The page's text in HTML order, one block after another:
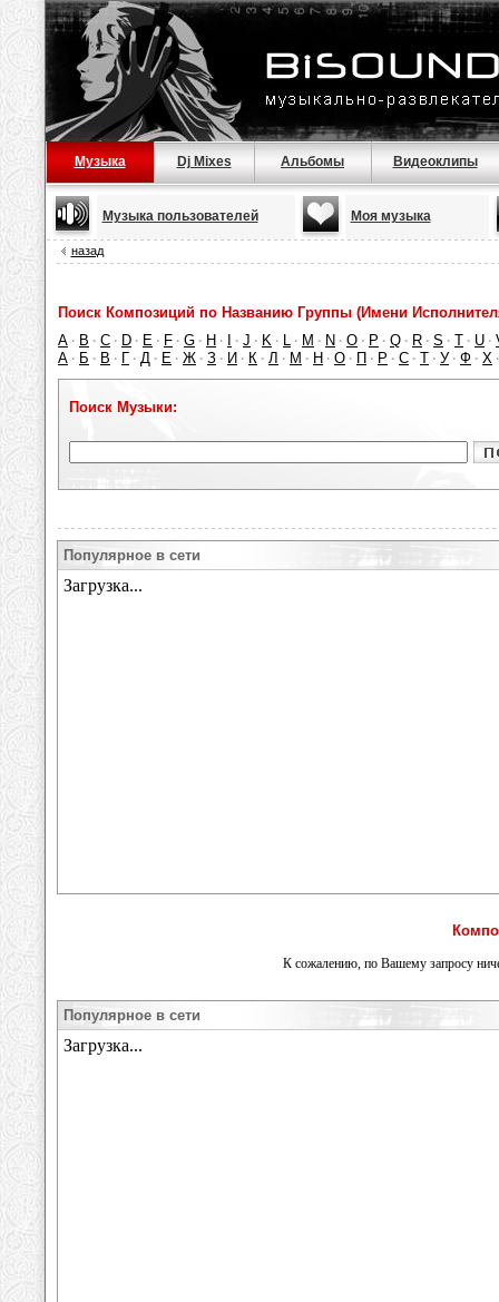
Музыка Dj Mixes Альбомы Видеоклипы
Музыка пользователей Моя музыка
назад
Поиск Композиций по Названию Группы (Имени
A · B · C · D · E · F · G · H · · J · K · L · M · N · O · P · Q · R · S · T · U ·
А · Б · В · Г · Д · Е · Ж · З · И · К · Л · М · Н · О · П · Р · С · Т · У · Ф · Х
Поиск Музыки:
Популярное в сети
К сожалению, по Вашему запросу
Популярное в сети